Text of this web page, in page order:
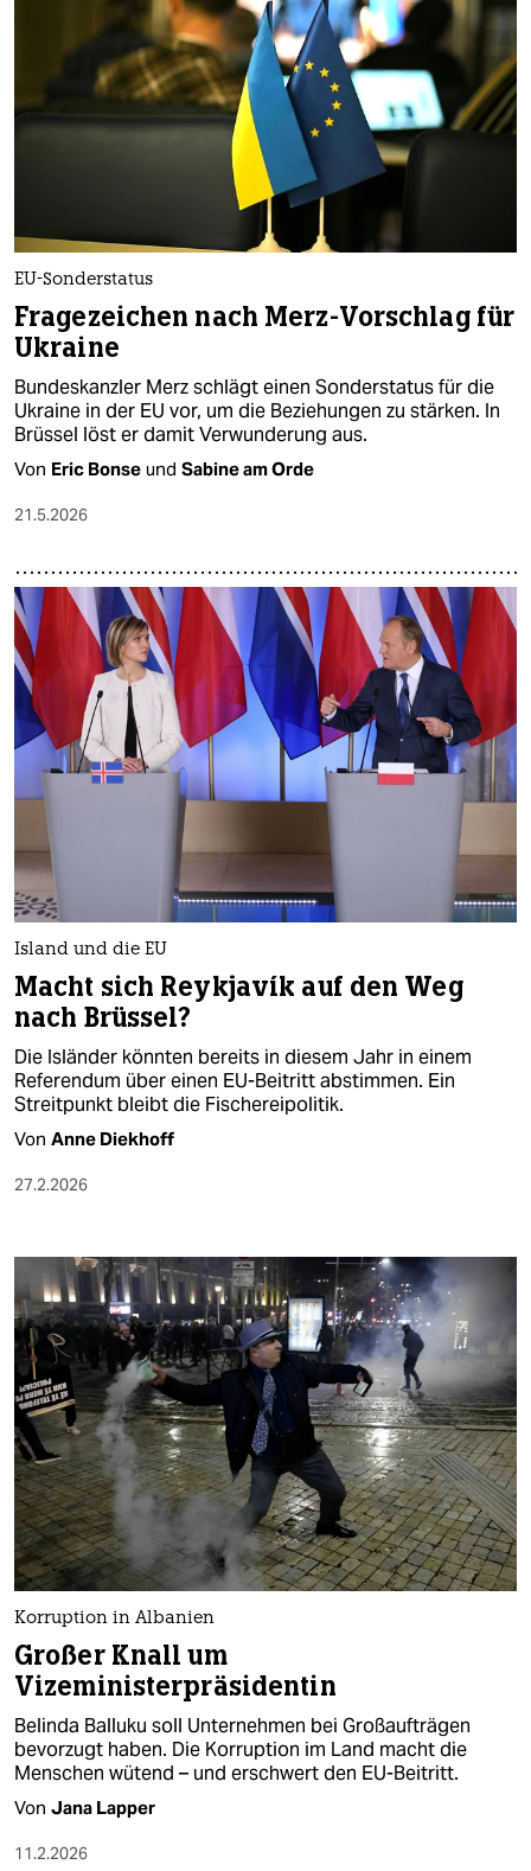
EU-Sonderstatus
Fragezeichen nach Merz-Vorschlag für
Ukraine
Bundeskanzler Merz schlägt einen Sonderstatus für die
Ukraine in der EU vor, um die Beziehungen zu stärken. In
Brüssel löst er damit Verwunderung aus.
Von Eric Bonse und Sabine am Orde
21.5.2026
Island und die EU
Macht sich Reykjavík auf den Weg
nach Brüssel?
Die Isländer könnten bereits in diesem Jahr in einem
Referendum über einen EU-Beitritt abstimmen. Ein
Streitpunkt bleibt die Fischereipolitik.
Von Anne Diekhoff
27.2.2026
Korruption in Albanien
Großer Knall um
Vizeministerpräsidentin
Belinda Balluku soll Unternehmen bei Großaufträgen
bevorzugt haben. Die Korruption im Land macht die
Menschen wütend – und erschwert den EU-Beitritt.
Von Jana Lapper
11.2.2026